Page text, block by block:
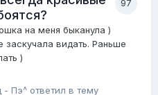
97
на меня быканула )
видать. Раньше
)
- Пэ^ ответил в тему